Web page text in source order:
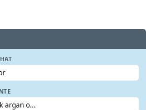
argan o...